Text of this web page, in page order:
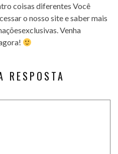
coisas diferentes Você
o nosso site e saber mais
Venha
RESPOSTA